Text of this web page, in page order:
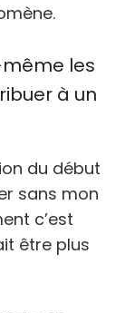
les
à un
du début
sans mon
c’est
être plus